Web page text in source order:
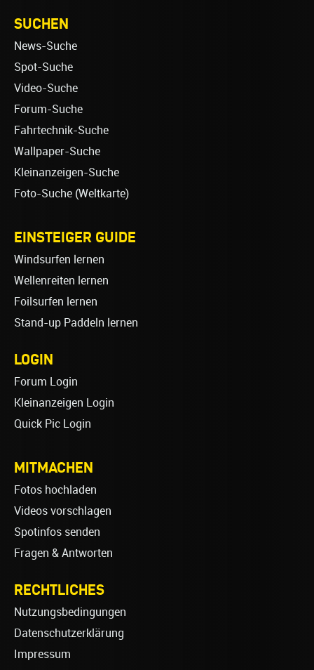
SUCHEN
News-Suche
Spot-Suche
Video-Suche
Forum-Suche
Fahrtechnik-Suche
Wallpaper-Suche
Kleinanzeigen-Suche
Foto-Suche (Weltkarte)
EINSTEIGER GUIDE
Windsurfen lernen
Wellenreiten lernen
Foilsurfen lernen
Stand-up Paddeln lernen
LOGIN
Forum Login
Kleinanzeigen Login
Quick Pic Login
MITMACHEN
Fotos hochladen
Videos vorschlagen
Spotinfos senden
Fragen & Antworten
RECHTLICHES
Nutzungsbedingungen
Datenschutzerklärung
Impressum